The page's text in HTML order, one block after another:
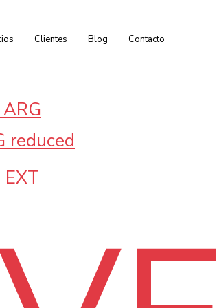
Clientes Blog Contacto
reduced